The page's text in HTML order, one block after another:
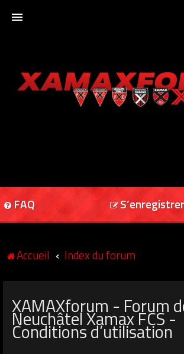
XAMAXFORUM
FAQ S’enregistrer
Accueil Index du forum
XAMAXforum - Forum
Neuchâtel Xamax FCS -
Conditions d’utilisation